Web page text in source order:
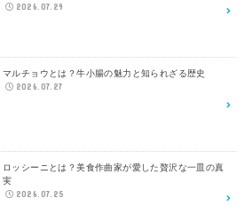
2026.07.29
マルチョウとは？牛小腸の魅力と知られざる歴史
2026.07.27
ロッシーニとは？美食作曲家が愛した贅沢な一皿の真
実
2026.07.25